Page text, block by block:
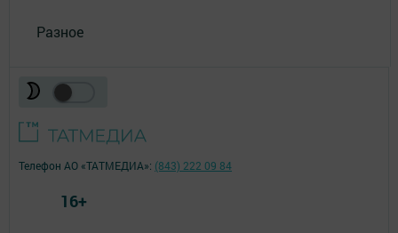
Разное
Телефон АО «ТАТМЕДИА»: (843) 222 09 84
16+